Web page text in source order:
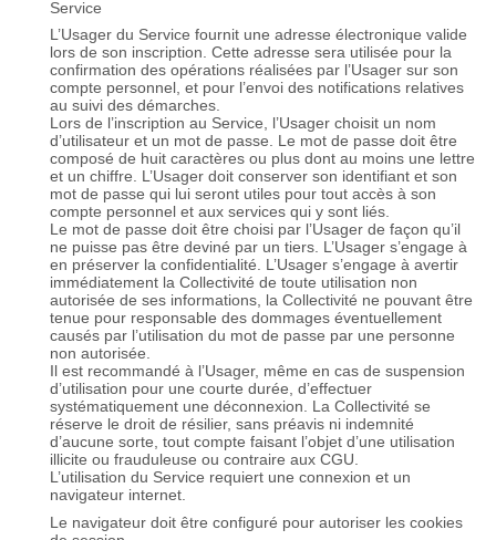
Service
L’Usager du Service fournit une adresse électronique valide
lors de son inscription. Cette adresse sera utilisée pour la
confirmation des opérations réalisées par l’Usager sur son
compte personnel, et pour l’envoi des notifications relatives
au suivi des démarches.
Lors de l’inscription au Service, l’Usager choisit un nom
d’utilisateur et un mot de passe. Le mot de passe doit être
composé de huit caractères ou plus dont au moins une lettre
et un chiffre. L’Usager doit conserver son identifiant et son
mot de passe qui lui seront utiles pour tout accès à son
compte personnel et aux services qui y sont liés.
Le mot de passe doit être choisi par l’Usager de façon qu’il
ne puisse pas être deviné par un tiers. L’Usager s’engage à
en préserver la confidentialité. L’Usager s’engage à avertir
immédiatement la Collectivité de toute utilisation non
autorisée de ses informations, la Collectivité ne pouvant être
tenue pour responsable des dommages éventuellement
causés par l’utilisation du mot de passe par une personne
non autorisée.
Il est recommandé à l’Usager, même en cas de suspension
d’utilisation pour une courte durée, d’effectuer
systématiquement une déconnexion. La Collectivité se
réserve le droit de résilier, sans préavis ni indemnité
d’aucune sorte, tout compte faisant l’objet d’une utilisation
illicite ou frauduleuse ou contraire aux CGU.
L’utilisation du Service requiert une connexion et un
navigateur internet.
Le navigateur doit être configuré pour autoriser les cookies